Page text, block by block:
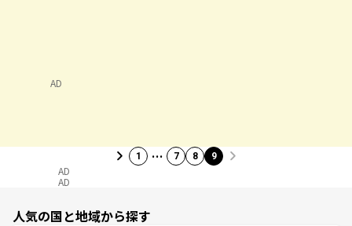
AD
1 … 7 8 9
AD
AD
人気の国と地域から探す